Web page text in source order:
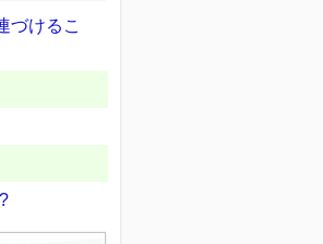
づけるこ